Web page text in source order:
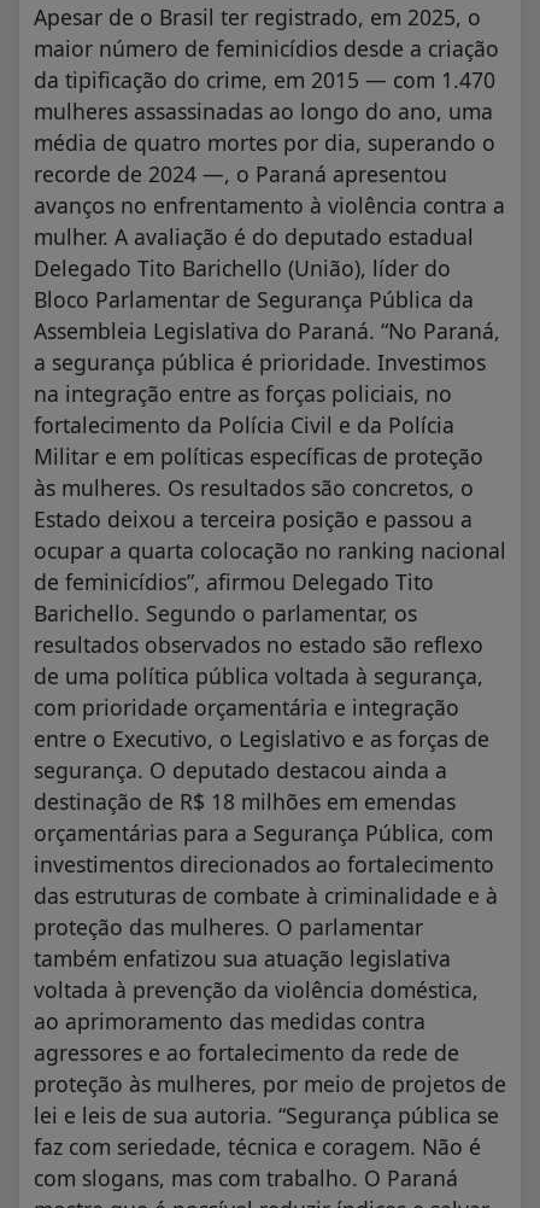
Apesar de o Brasil ter registrado, em 2025, o
maior número de feminicídios desde a criação
da tipificação do crime, em 2015 — com 1.470
mulheres assassinadas ao longo do ano, uma
média de quatro mortes por dia, superando o
recorde de 2024 —, o Paraná apresentou
avanços no enfrentamento à violência contra a
mulher. A avaliação é do deputado estadual
Delegado Tito Barichello (União), líder do
Bloco Parlamentar de Segurança Pública da
Assembleia Legislativa do Paraná. “No Paraná,
a segurança pública é prioridade. Investimos
na integração entre as forças policiais, no
fortalecimento da Polícia Civil e da Polícia
Militar e em políticas específicas de proteção
às mulheres. Os resultados são concretos, o
Estado deixou a terceira posição e passou a
ocupar a quarta colocação no ranking nacional
de feminicídios”, afirmou Delegado Tito
Barichello. Segundo o parlamentar, os
resultados observados no estado são reflexo
de uma política pública voltada à segurança,
com prioridade orçamentária e integração
entre o Executivo, o Legislativo e as forças de
segurança. O deputado destacou ainda a
destinação de R$ 18 milhões em emendas
orçamentárias para a Segurança Pública, com
investimentos direcionados ao fortalecimento
das estruturas de combate à criminalidade e à
proteção das mulheres. O parlamentar
também enfatizou sua atuação legislativa
voltada à prevenção da violência doméstica,
ao aprimoramento das medidas contra
agressores e ao fortalecimento da rede de
proteção às mulheres, por meio de projetos de
lei e leis de sua autoria. “Segurança pública se
faz com seriedade, técnica e coragem. Não é
com slogans, mas com trabalho. O Paraná